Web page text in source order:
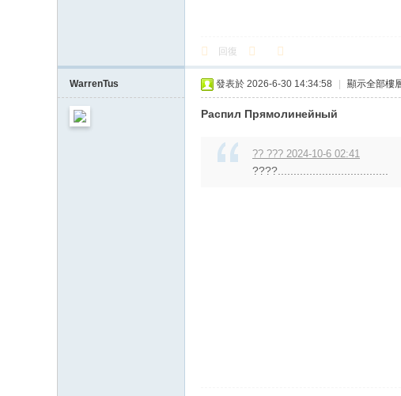
回復
WarrenTus 發表於 2026-6-30 14:34:58 顯示全部樓
Распил Прямолинейный
?? ??? 2024-10-6 02:41
????...................................